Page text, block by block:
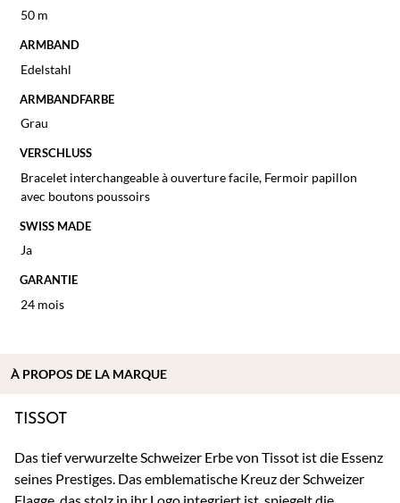
50 m
ARMBAND
Edelstahl
ARMBANDFARBE
Grau
VERSCHLUSS
Bracelet interchangeable à ouverture facile, Fermoir papillon
avec boutons poussoirs
SWISS MADE
Ja
GARANTIE
24 mois
TISSOT
Das tief verwurzelte Schweizer Erbe von Tissot ist die Essenz
seines Prestiges. Das emblematische Kreuz der Schweizer
À PROPOS DE LA MARQUE